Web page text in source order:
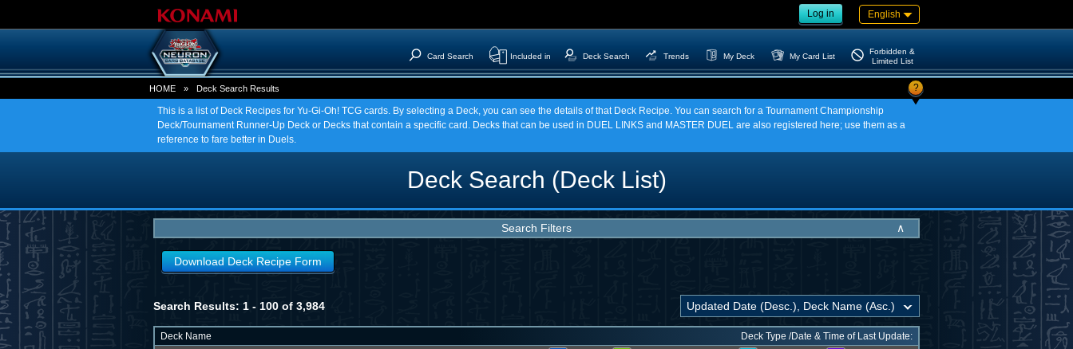
Log in English
Card Search Included in Deck Search Trends My Deck My Card List
Forbidden &
Limited List
HOME » Deck Search Results ?
This is a list of Deck Recipes for Yu-Gi-Oh! TCG cards. By selecting a Deck, you can see the details of that Deck Recipe. You can search for a Tournament Championship
Deck/Tournament Runner-Up Deck or Decks that contain a specific card. Decks that can be used in DUEL LINKS and MASTER DUEL are also registered here; use them as a
reference to fare better in Duels.
Deck Search (Deck List)
Search Filters ∧
Download Deck Recipe Form
Search Results: 1 - 100 of 3,984
Deck Name
Deck Type /Date & Time of Last Update: